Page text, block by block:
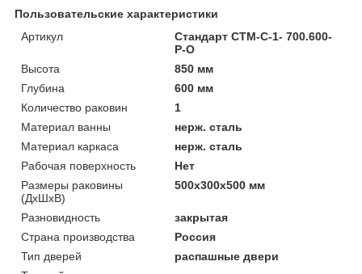
Пользовательские характеристики
Артикул
Стандарт СТМ-С-1- 700.600-
Р-О
Высота
850 мм
Глубина
600 мм
Количество раковин
1
Материал ванны
нерж. сталь
Материал каркаса
нерж. сталь
Рабочая поверхность
Нет
Размеры раковины
(ДхШхВ)
500х300х500 мм
Разновидность
закрытая
Страна производства
Россия
Тип дверей
распашные двери